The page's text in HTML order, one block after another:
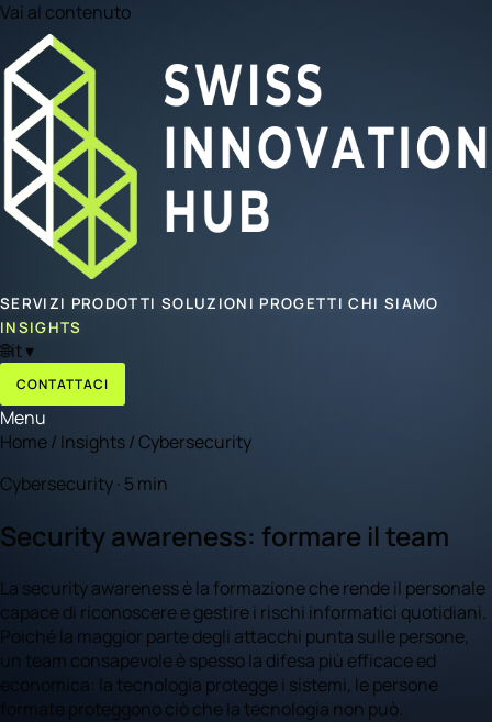
Vai al contenuto
SERVIZI PRODOTTI SOLUZIONI PROGETTICHI SIAMO
INSIGHTS
🌐it▾
CONTATTACI
Menu
Home/ Insights/Cybersecurity
Cybersecurity · 5 min
Security awareness: formare il team
La security awareness è la formazione che rende il personale
capace di riconoscere e gestire i rischi informatici quotidiani.
Poiché la maggior parte degli attacchi punta sulle persone,
un team consapevole è spesso la difesa più efficace ed
economica: la tecnologia protegge i sistemi, le persone
formate proteggono ciò che la tecnologia non può.